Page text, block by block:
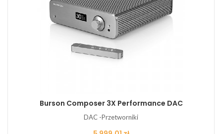
Burson Composer 3X Performance DAC
DAC -Przetworniki